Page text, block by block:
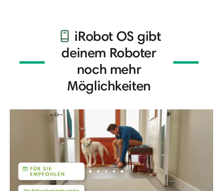
iRobot OS gibt
deinem Roboter
noch mehr
Möglichkeiten